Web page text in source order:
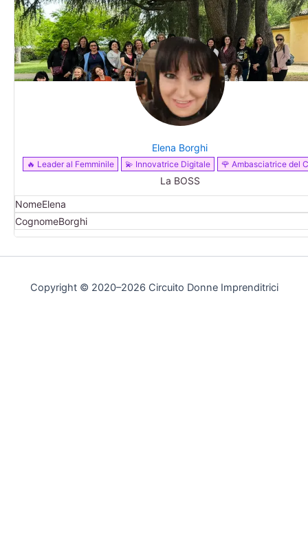
Elena Borghi
🔥 Leader al Femminile 💫 Innovatrice Digitale 🌹 Ambasciatrice del
La BOSS
NomeElena
CognomeBorghi
Copyright © 2020–2026 Circuito Donne Imprenditrici